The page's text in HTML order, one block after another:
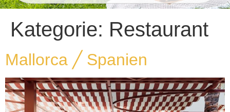
Kategorie: Restaurant
Mallorca ╱ Spanien